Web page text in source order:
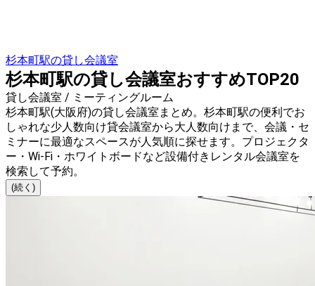
杉本町駅の貸し会議室
杉本町駅の貸し会議室おすすめTOP20
貸し会議室 / ミーティングルーム
杉本町駅(大阪府)の貸し会議室まとめ。杉本町駅の便利でお
しゃれな少人数向け貸会議室から大人数向けまで、会議・セ
ミナーに最適なスペースが人気順に探せます。プロジェクタ
ー・Wi-Fi・ホワイトボードなど設備付きレンタル会議室を
検索して予約。
(続く)